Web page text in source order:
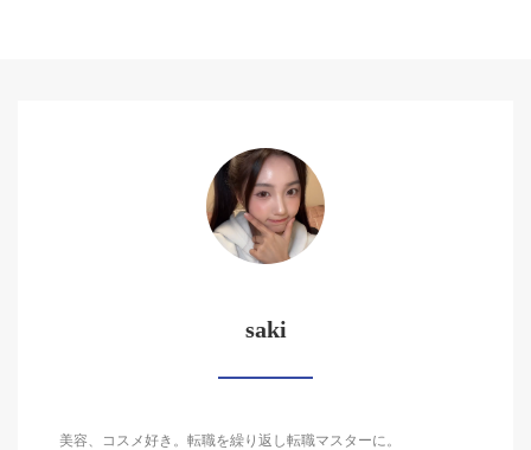
saki
美容、コスメ好き。転職を繰り返し転職マスターに。